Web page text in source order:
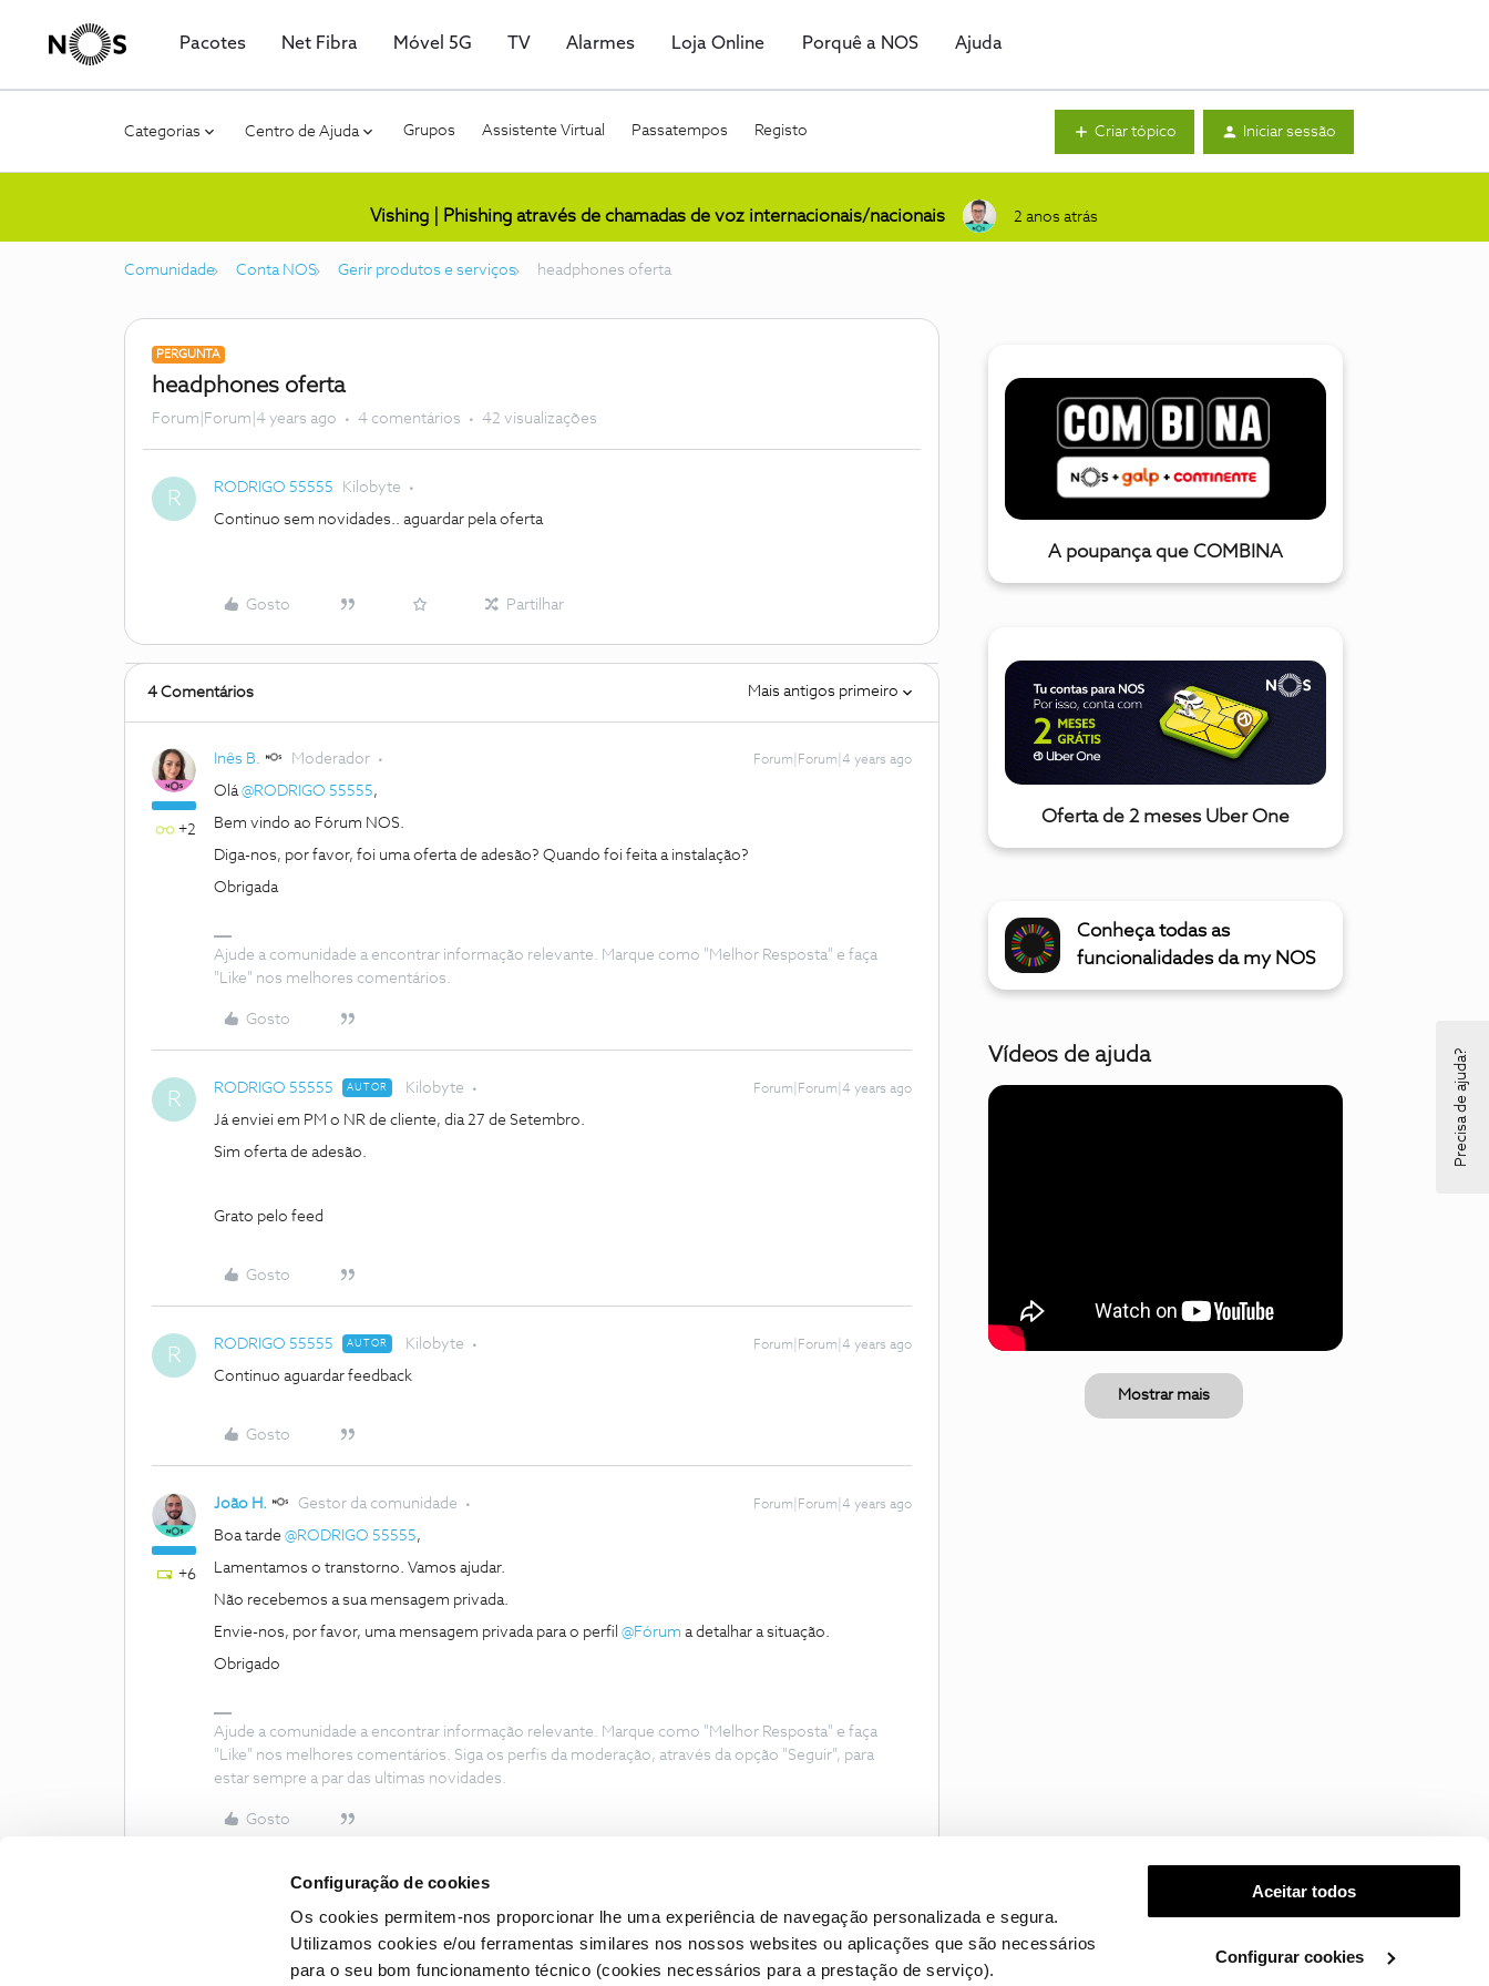
Configuração de cookies
Os cookies permitem-nos proporcionar lhe uma experiência de navegação personalizada e segura.
Utilizamos cookies e/ou ferramentas similares nos nossos websites ou aplicações que são necessários
para o seu bom funcionamento técnico (cookies necessários para a prestação de serviço).
Aceitar todos
Configurar cookies
Pacotes Net Fibra Móvel 5G TV Alarmes Loja Online Porquê a NOS Ajuda
Categorias Centro de Ajuda Grupos Assistente Virtual Passatempos Registo Criar tópico Iniciar sessão
Vishing | Phishing através de chamadas de voz internacionais/nacionais 2 anos atrás
Comunidade Conta NOS Gerir produtos e serviços headphones oferta
PERGUNTA
headphones oferta
Forum|Forum|4 years ago 4 comentários 42 visualizações
R RODRIGO 55555 Kilobyte
Continuo sem novidades.. aguardar pela oferta
Gosto Partilhar
4 Comentários Mais antigos primeiro
+2
Inês B. Moderador Forum|Forum|4 years ago
Olá@RODRIGO 55555,
Bem vindo ao Fórum NOS.
Diga-nos, por favor, foi uma oferta de adesão? Quando foi feita a instalação?
Obrigada
Ajude a comunidade a encontrar informação relevante. Marque como "Melhor Resposta" e faça
"Like" nos melhores comentários.
Gosto
R RODRIGO 55555 AUTOR Kilobyte Forum|Forum|4 years ago
Já enviei em PM o NR de cliente, dia 27 de Setembro.
Sim oferta de adesão.
Grato pelo feed
Gosto
R RODRIGO 55555 AUTOR Kilobyte Forum|Forum|4 years ago
Continuo aguardar feedback
Gosto
+6
João H. Gestor da comunidade Forum|Forum|4 years ago
Boa tarde @RODRIGO 55555,
Lamentamos o transtorno. Vamos ajudar.
Não recebemos a sua mensagem privada.
Envie-nos, por favor, uma mensagem privada para o perfil @Fórum a detalhar a situação.
Obrigado
Ajude a comunidade a encontrar informação relevante. Marque como "Melhor Resposta" e faça
"Like" nos melhores comentários. Siga os perfis da moderação, através da opção "Seguir", para
estar sempre a par das ultimas novidades.
Gosto
A poupança que COMBINA
Oferta de 2 meses Uber One
Conheça todas as
funcionalidades da my NOS
Vídeos de ajuda
Mostrar mais
Precisa de ajuda?